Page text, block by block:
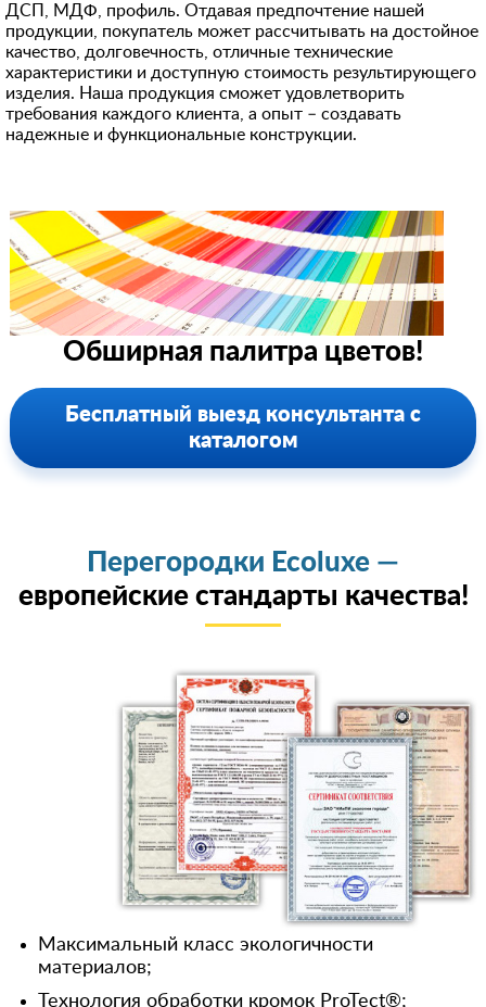
ДСП, МДФ, профиль. Отдавая предпочтение нашей
продукции, покупатель может рассчитывать на достойное
качество, долговечность, отличные технические
характеристики и доступную стоимость результирующего
изделия. Наша продукция сможет удовлетворить
требования каждого клиента, а опыт – создавать
надежные и функциональные конструкции.
Обширная палитра цветов!
Бесплатный выезд консультанта с
каталогом
Перегородки Ecoluxe —
европейские стандарты качества!
Максимальный класс экологичности
материалов;
Технология обработки кромок ProTect®;